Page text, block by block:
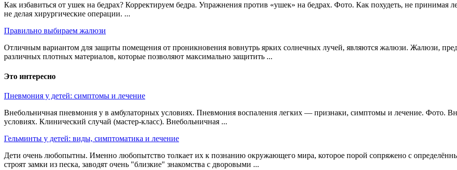
Как избавиться от ушек на бедрах? Корректируем бедра. Упражнения против «ушек» на бедрах. Фото. Как похудеть, не принимая
не делая хирургические операции. ...
Правильно выбираем жалюзи
Отличным вариантом для защиты помещения от проникновения вовнутрь ярких солнечных лучей, являются жалюзи. Жалюзи,
различных плотных материалов, которые позволяют максимально защитить ...
Это интересно
Пневмония у детей: симптомы и лечение
Внебольничная пневмония у в амбулаторных условиях. Пневмония воспаления легких — признаки, симптомы и лечение. Фото.
условиях. Клинический случай (мастер-класс). Внебольничная ...
Гельминты у детей: виды, симптоматика и лечение
Дети очень любопытны. Именно любопытство толкает их к познанию окружающего мира, которое порой сопряжено с
строят замки из песка, заводят очень "близкие" знакомства с дворовыми ...